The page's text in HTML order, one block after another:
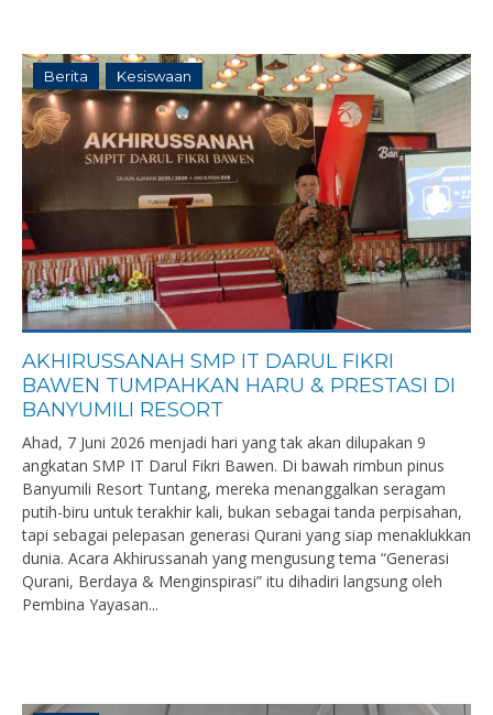
Berita Kesiswaan
AKHIRUSSANAH SMP IT DARUL FIKRI
BAWEN TUMPAHKAN HARU & PRESTASI DI
BANYUMILI RESORT
Ahad, 7 Juni 2026 menjadi hari yang tak akan dilupakan 9
angkatan SMP IT Darul Fikri Bawen. Di bawah rimbun pinus
Banyumili Resort Tuntang, mereka menanggalkan seragam
putih-biru untuk terakhir kali, bukan sebagai tanda perpisahan,
tapi sebagai pelepasan generasi Qurani yang siap menaklukkan
dunia. Acara Akhirussanah yang mengusung tema “Generasi
Qurani, Berdaya & Menginspirasi” itu dihadiri langsung oleh
Pembina Yayasan...